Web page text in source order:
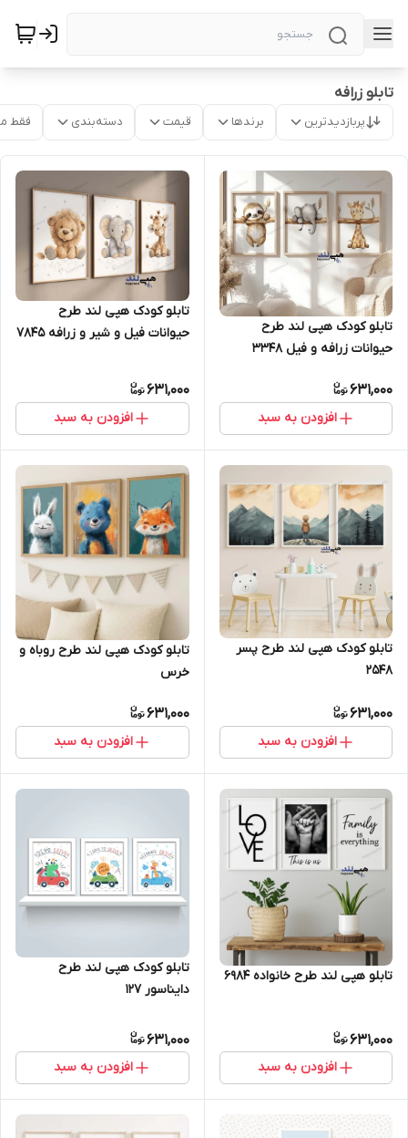
تابلو زرافه
پربازدیدترین برندها قیمت دسته‌بندی فقط
تابلو کودک هپی لند طرح
حیوانات زرافه و فیل 3348
631,000
افزودن به سبد
تابلو کودک هپی لند طرح
حیوانات فیل و شیر و زرافه 7845
631,000
افزودن به سبد
تابلو کودک هپی لند طرح پسر
2548
631,000
افزودن به سبد
تابلو کودک هپی لند طرح روباه و
خرس
631,000
افزودن به سبد
تابلو هپی لند طرح خانواده 6984
631,000
افزودن به سبد
تابلو کودک هپی لند طرح
دایناسور 127
631,000
افزودن به سبد